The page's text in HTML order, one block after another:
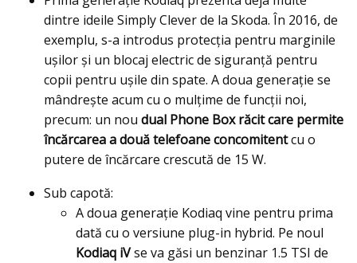
dintre ideile Simply Clever de la Skoda. În 2016, de
exemplu, s-a introdus protecția pentru marginile
ușilor și un blocaj electric de siguranță pentru
copii pentru ușile din spate. A doua generație se
mândrește acum cu o mulțime de funcții noi,
precum: un nou dual Phone Box răcit care permite
încărcarea a două telefoane concomitentcu o
putere de încărcare crescută de 15 W.
Sub capotă:
A doua generație Kodiaq vine pentru prima
dată cu o versiune plug-in hybrid. Pe noul
Kodiaq iVse va găsi un benzinar 1.5 TSI de